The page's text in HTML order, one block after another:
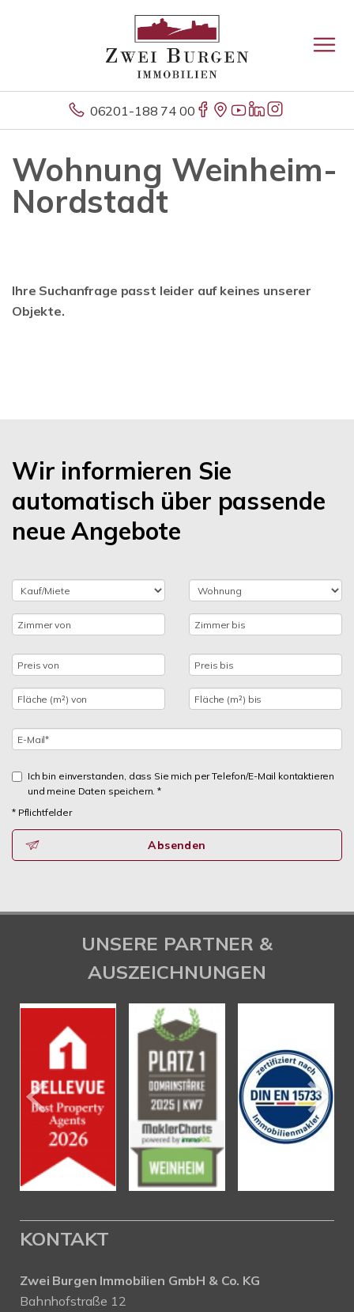
06201-188 74 00
Wohnung Weinheim-
Nordstadt
Ihre Suchanfrage passt leider auf keines unserer
Objekte.
Wir informieren Sie
automatisch über passende
neue Angebote
Ich bin einverstanden, dass Sie mich per Telefon/E-Mail kontaktieren
und meine Daten speichern. *
* Pflichtfelder
Absenden
UNSERE PARTNER &
AUSZEICHNUNGEN
KONTAKT
Zwei Burgen Immobilien GmbH & Co. KG
Bahnhofstraße 12